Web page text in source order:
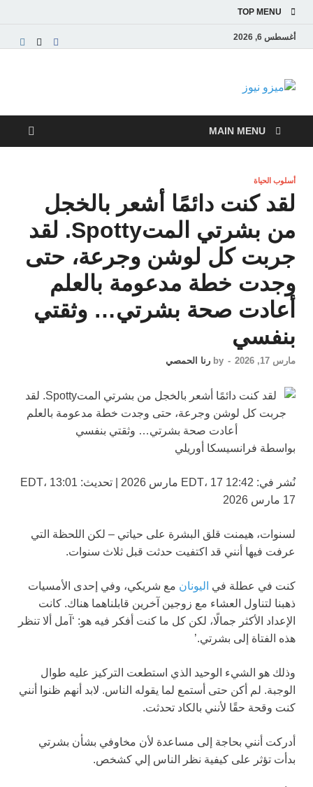
TOP MENU
أغسطس 6, 2026
ميزو نيوز
والاقتصادية
MAIN MENU
أسلوب الحياة
لقد كنت دائمًا أشعر بالخجل
من بشرتي المتSpotty. لقد
جربت كل لوشن وجرعة، حتى
وجدت خطة مدعومة بالعلم
أعادت صحة بشرتي… وثقتي
بنفسي
مارس 17, 2026 -
by رنا الحمصي
بواسطة فرانسيسكا أوريلي
نُشر في: 12:42 EDT، 17 مارس 2026 تحديث:
13:01 EDT،
17 مارس 2026
لسنوات، هيمنت قلق البشرة على حياتي – لكن اللحظة التي
عرفت فيها أنني قد اكتفيت حدثت قبل ثلاث سنوات.
كنت في عطلة في اليونان مع شريكي، وفي إحدى الأمسيات
ذهبنا لتناول العشاء مع زوجين آخرين قابلناهما هناك. كانت
الإعداد الأكثر جمالًا، لكن كل ما كنت أفكر فيه هو: ‘آمل ألا تنظر
هذه الفتاة إلى بشرتي.’
وذلك هو الشيء الوحيد الذي استطعت التركيز عليه طوال
الوجبة. لم أكن حتى أستمع لما يقوله الناس. لابد أنهم ظنوا أنني
كنت وقحة حقًا لأنني بالكاد تحدثت.
أدركت أنني بحاجة إلى مساعدة لأن مخاوفي بشأن بشرتي
بدأت تؤثر على كيفية نظر الناس إلي كشخص.